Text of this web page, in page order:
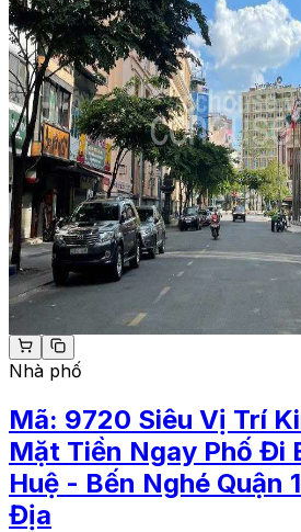
Nhà phố
Mã: 9720 Siêu Vị Trí
Mặt Tiền Ngay Phố Đi
Huệ - Bến Nghé Quận
Địa